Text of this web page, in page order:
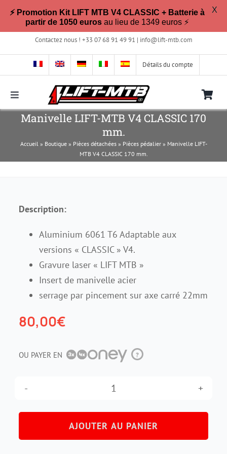
au
Contactez nous ! +33 07 68 91 49 91 | info@lift-mtb.com
Détails du compte
Toggle
Navigation
Compatible avec mon vélo ?
Contact
Manivelle LIFT-MTB V4 CLASSIC 170
mm.
Accueil » Boutique» Pièces détachées» Pièces pédalier» Manivelle LIFT-
MTB V4 CLASSIC 170 mm.
Description:
Aluminium 6061 T6 Adaptable aux
versions « CLASSIC » V4.
Gravure laser « LIFT MTB »
Insert de manivelle acier
serrage par pincement sur axe carré 22mm
80,00€
OU PAYER EN ?
quantité
de
Manivelle
AJOUTER AU PANIER
⚡ Promotion Kit LIFT MTB V4 CLASSIC + Batterie à
partir de 1050 euros au lieu de 1349 euros ⚡
X